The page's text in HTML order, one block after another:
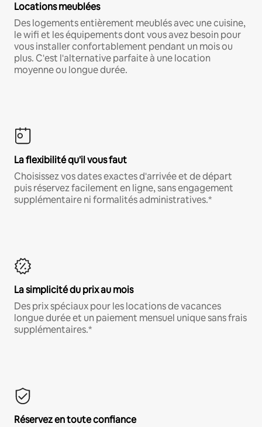
Locations meublées
Des logements entièrement meublés avec une cuisine,
le wifi et les équipements dont vous avez besoin pour
vous installer confortablement pendant un mois ou
plus. C'est l'alternative parfaite à une location
moyenne ou longue durée.
La flexibilité qu'il vous faut
Choisissez vos dates exactes d'arrivée et de départ
puis réservez facilement en ligne, sans engagement
supplémentaire ni formalités administratives.*
La simplicité du prix au mois
Des prix spéciaux pour les locations de vacances
longue durée et un paiement mensuel unique sans frais
supplémentaires.*
Réservez en toute confiance